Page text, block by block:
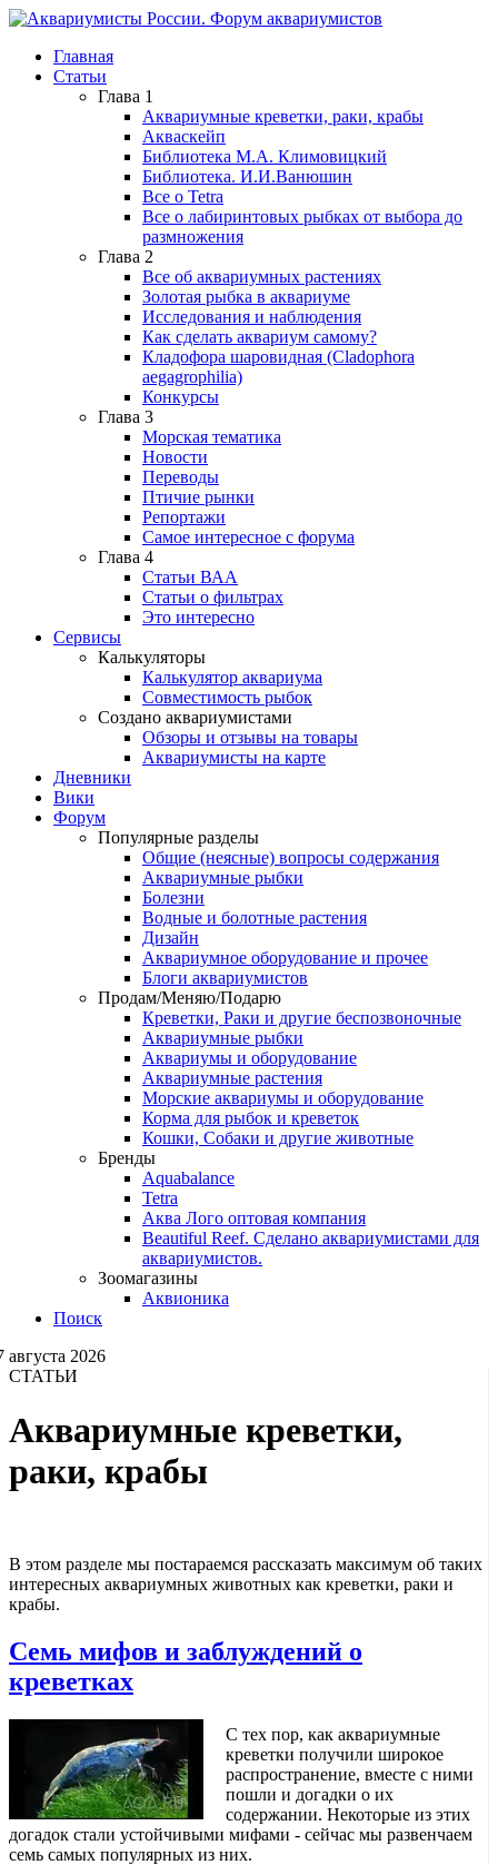
Главная
Статьи
Глава 1
Аквариумные креветки, раки, крабы
Акваскейп
Библиотека М.А. Климовицкий
Библиотека. И.И.Ванюшин
Все о Tetra
Все о лабиринтовых рыбках от выбора до
размножения
Глава 2
Все об аквариумных растениях
Золотая рыбка в аквариуме
Исследования и наблюдения
Как сделать аквариум самому?
Кладофора шаровидная (Cladophora
aegagrophilia)
Конкурсы
Глава 3
Морская тематика
Новости
Переводы
Птичие рынки
Репортажи
Самое интересное с форума
Глава 4
Статьи ВАА
Статьи о фильтрах
Это интересно
Сервисы
Калькуляторы
Калькулятор аквариума
Совместимость рыбок
Создано аквариумистами
Обзоры и отзывы на товары
Аквариумисты на карте
Дневники
Вики
Форум
Популярные разделы
Общие (неясные) вопросы содержания
Аквариумные рыбки
Болезни
Водные и болотные растения
Дизайн
Аквариумное оборудование и прочее
Блоги аквариумистов
Продам/Меняю/Подарю
Креветки, Раки и другие беспозвоночные
Аквариумные рыбки
Аквариумы и оборудование
Аквариумные растения
Морские аквариумы и оборудование
Корма для рыбок и креветок
Кошки, Собаки и другие животные
Бренды
Aquabalance
Tetra
Аква Лого оптовая компания
Beautiful Reef. Сделано аквариумистами для
аквариумистов.
Зоомагазины
Аквионика
Поиск
августа 2026
СТАТЬИ
Аквариумные креветки,
раки, крабы
В этом разделе мы постараемся рассказать максимум об таких
интересных аквариумных животных как креветки, раки и
крабы.
Семь мифов и заблуждений о
креветках
С тех пор, как аквариумные
креветки получили широкое
распространение, вместе с ними
пошли и догадки о их
содержании. Некоторые из этих
догадок стали устойчивыми мифами - сейчас мы развенчаем
семь самых популярных из них.